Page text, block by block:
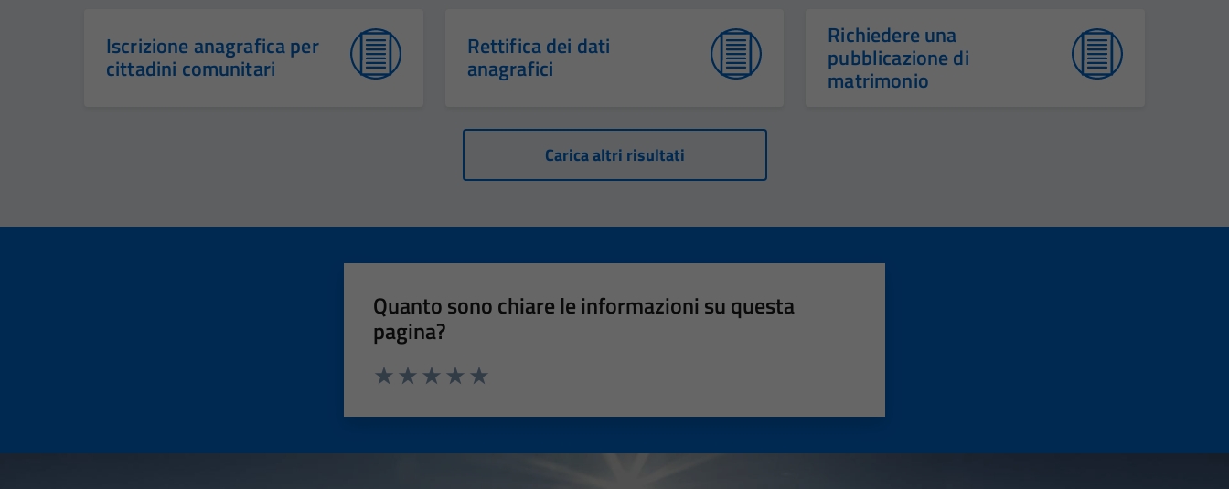
Iscrizione anagrafica per
cittadini comunitari
Rettifica dei dati
anagrafici
Richiedere una
pubblicazione di
matrimonio
Carica altri risultati
Quanto sono chiare le informazioni su questa
pagina?